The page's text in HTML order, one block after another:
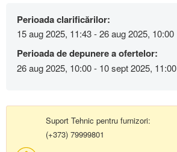
Perioada clarificărilor:
15 aug 2025, 11:43 - 26 aug 2025, 10:00
Perioada de depunere a ofertelor:
26 aug 2025, 10:00 - 10 sept 2025, 11:00
Suport Tehnic pentru furnizori:
(+373) 79999801